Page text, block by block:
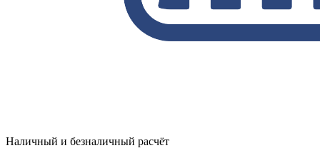
Наличный и безналичный расчёт